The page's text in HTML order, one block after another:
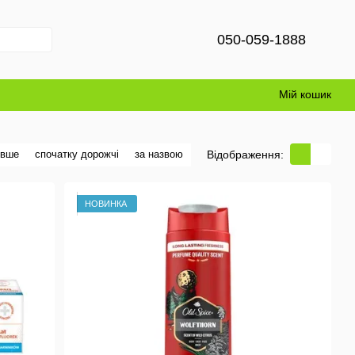
050-059-1888
Мій кошик
спочатку дорожчі за назвою Відображення:
НОВИНКА